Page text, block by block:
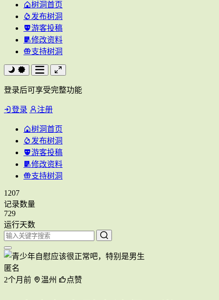
树洞首页
发布树洞
游客投稿
修改资料
支持树洞
登录后可享受完整功能
登录 注册
树洞首页
发布树洞
游客投稿
修改资料
支持树洞
1207
记录数量
729
运行天数
匿名
2个月前
温州 点赞